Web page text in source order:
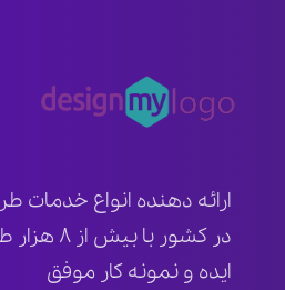
ارائه دهنده انواع خدمات
در کشور با بیش
ایده و نمونه کار موفق